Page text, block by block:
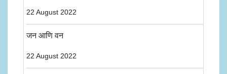
22 August 2022
जन आणि वन
22 August 2022